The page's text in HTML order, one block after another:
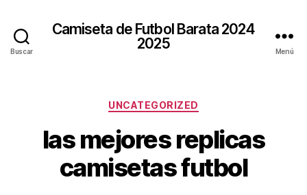
Buscar
Camiseta de Futbol Barata 2024
2025
Menú
Categorías
UNCATEGORIZED
las mejores replicas
camisetas futbol